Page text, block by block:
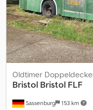
Sassenburg 153 km
Oldtimer
Bristol Bristol FLF